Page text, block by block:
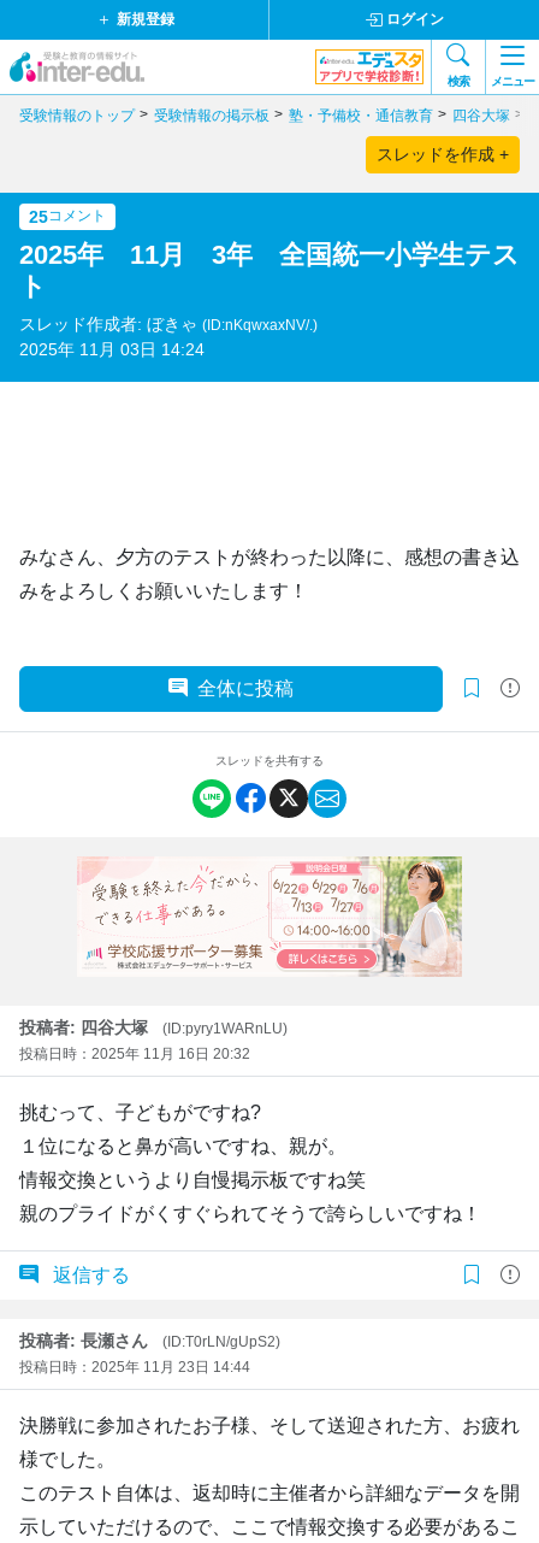
新規登録 ログイン
検索 メニュー
受験情報のトップ 受験情報の掲示板 塾・予備校・通信教育 四谷大塚
スレッドを作成 +
25コメント
2025年 11月 3年 全国統一小学生テス
ト
スレッド作成者: ぼきゃ (ID:nKqwxaxNV/.)
2025年 11月 03日 14:24
みなさん、夕方のテストが終わった以降に、感想の書き込
みをよろしくお願いいたします！
全体に投稿
スレッドを共有する
投稿者: 四谷大塚
(ID:pyry1WARnLU)
投稿日時：2025年 11月 16日 20:32
挑むって、子どもがですね?
１位になると鼻が高いですね、親が。
情報交換というより自慢掲示板ですね笑
親のプライドがくすぐられてそうで誇らしいですね！
返信する
投稿者: 長瀬さん
(ID:T0rLN/gUpS2)
投稿日時：2025年 11月 23日 14:44
決勝戦に参加されたお子様、そして送迎された方、お疲れ
様でした。
このテスト自体は、返却時に主催者から詳細なデータを開
示していただけるので、ここで情報交換する必要があるこ